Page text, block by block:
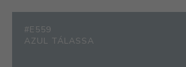
#E559
AZUL TÁLASSA